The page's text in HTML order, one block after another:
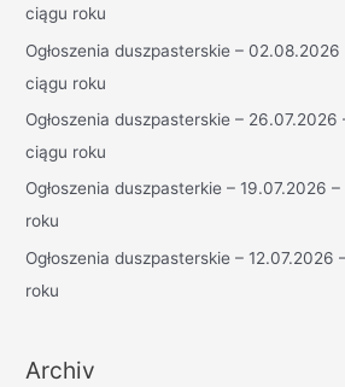
n
a
c
h
ciągu roku
Ogłoszenia duszpasterskie –
ciągu roku
Ogłoszenia duszpasterskie – 26.07.2026
ciągu roku
Ogłoszenia duszpasterkie – 19.07.2026
roku
Ogłoszenia duszpasterskie – 12.07.2026
roku
Archiv